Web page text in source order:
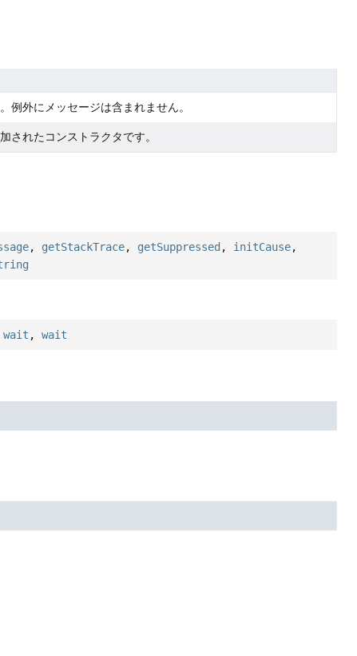
例外にメッセージは含まれません。
されたコンストラクタです。
, getStackTrace, getSuppressed , initCause,
wait ,wait